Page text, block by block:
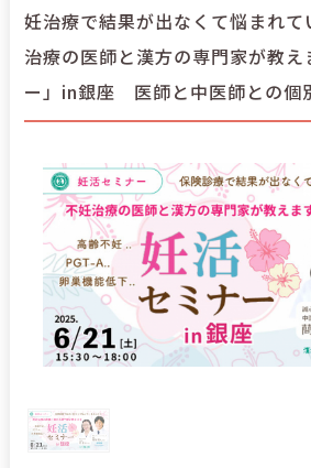
妊治療で結果が出なくて悩まれ
治療の医師と漢方の専門家が教
ー」in銀座 医師と中医師との個